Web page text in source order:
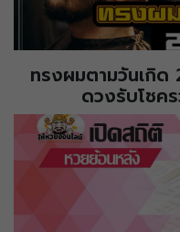
ทรงผมตามวันเกิ
ดวงรับโชค